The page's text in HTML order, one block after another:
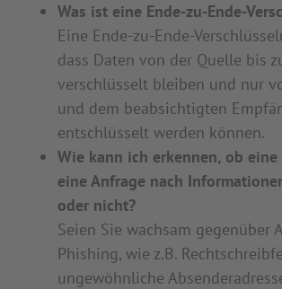
Was ist eine Ende-zu-Ende-
Eine Ende-zu-Ende-
dass Daten von der Quelle bis
verschlüsselt bleiben und nur
und dem beabsichtigten
entschlüsselt werden können.
Wie kann ich erkennen, ob
eine Anfrage nach
oder nicht?
Seien Sie wachsam gegenüber
Phishing, wie z.B.
ungewöhnliche